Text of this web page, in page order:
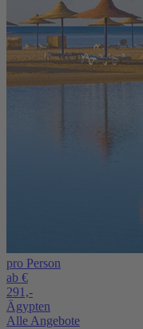
pro Person
ab €
291,-
Ägypten
Alle Angebote